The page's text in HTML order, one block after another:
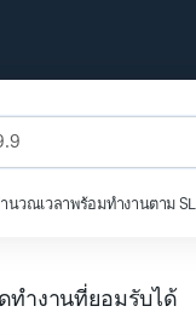
field
นวณเวลาพร้อมทำงานตาม
ทำงานที่ยอมรับได้